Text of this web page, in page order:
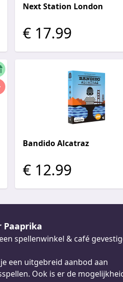
Next Station London
€ 17.99
Bandido Alcatraz
€ 12.99
Paaprika
spellenwinkel & café
een uitgebreid aanbod aan
Ook is er de